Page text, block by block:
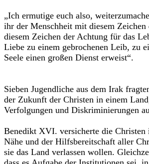
„Ich ermutige euch also,
ihr der Menschheit mit diesem Zeichen
diesem Zeichen der Achtung für das
Liebe zu einem gebrochenen Leib, zu
Seele einen großen Dienst erweist“.
Sieben Jugendliche aus dem Irak
der Zukunft der Christen in einem
Verfolgungen und Diskriminierungen
Benedikt XVI. versicherte die Christen
Nähe und der Hilfsbereitschaft aller
sie das Land verlassen wollen.